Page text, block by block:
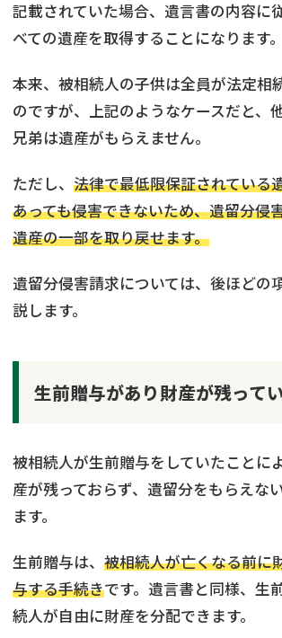
記載されていた場合、遺言書の内容に
べての遺産を取得することになります。
本来、被相続人の子供は全員が法定相
のですが、上記のようなケースだと、
兄弟は遺産がもらえません。
ただし、 法律で最低限保証されている
あっても侵害できないため、遺留分侵
遺産の一部を取り戻せます。
遺留分侵害請求については、後ほどの
説します。
生前贈与があり財産が残って
被相続人が生前贈与をしていたことに
産が残っておらず、遺留分をもらえな
ます。
生前贈与は、 被相続人が亡くなる前に
与する手続きです。遺言書と同様、生
続人が自由に財産を分配できます。